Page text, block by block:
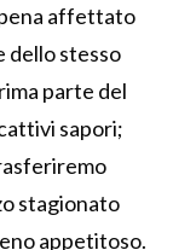
affettato
dello stesso
parte del
sapori;
stagionato
appetitoso.